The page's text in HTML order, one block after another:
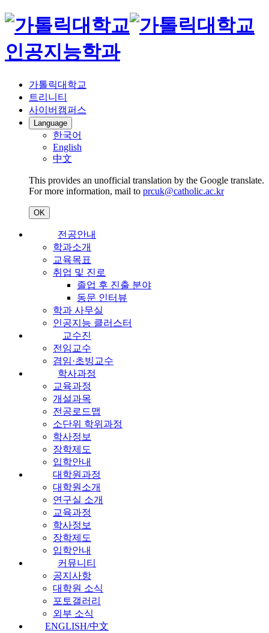
인공지능학과
가톨릭대학교
트리니티
사이버캠퍼스
Language
한국어
English
中文
This provides an unofficial translation by the Google translate.
For more information, mail to prcuk@catholic.ac.kr
OK
전공안내
학과소개
교육목표
취업 및 진로
졸업 후 진출 분야
동문 인터뷰
학과 사무실
인공지능 클러스터
교수진
전임교수
겸임·초빙교수
학사과정
교육과정
개설과목
전공로드맵
소단위 학위과정
학사정보
장학제도
입학안내
대학원과정
대학원소개
연구실 소개
교육과정
학사정보
장학제도
입학안내
커뮤니티
공지사항
대학원 소식
포토갤러리
외부 소식
ENGLISH/中文